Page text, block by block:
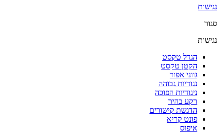
נגישות
סגור
נגישות
הגדל טקסט
הקטן טקסט
גווני אפור
נגודיות גבוהה
ניגודיות הפוכה
רקע בהיר
הדגשת קישורים
פונט קריא
איפוס